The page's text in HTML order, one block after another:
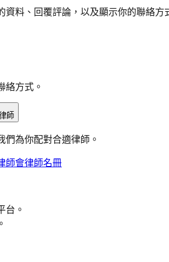
資料、回覆評論，以及顯示你的聯絡方
絡方式。
師
們為你配對合適律師。
師會律師名冊
台。